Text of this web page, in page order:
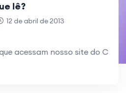
lê?
12 de abril de 2013
acessam nosso site do